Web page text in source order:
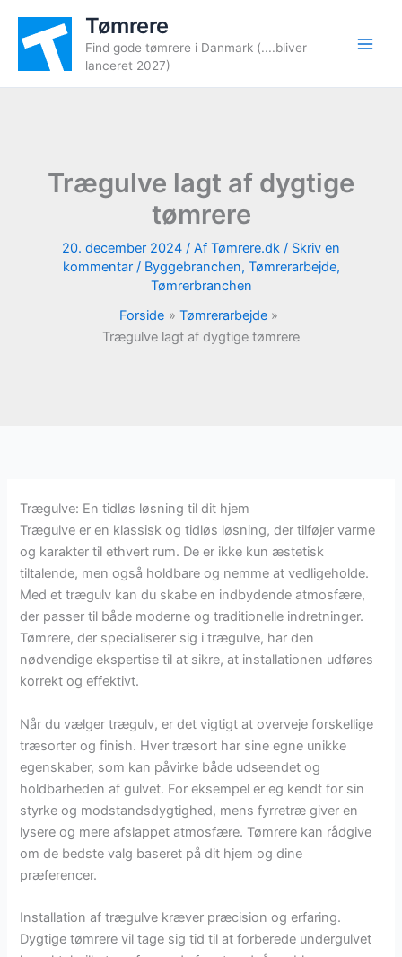
indholdet
Tømrere
Find gode tømrere i Danmark (....bliver
lanceret 2027)
Trægulve lagt af dygtige
tømrere
20. december 2024 / Af Tømrere.dk / Skriv en
kommentar / Byggebranchen, Tømrerarbejde,
Tømrerbranchen
Forside
Tømrerarbejde
Trægulve lagt af dygtige tømrere
Trægulve: En tidløs løsning til dit hjem
Trægulve er en klassisk og tidløs løsning, der tilføjer varme
og karakter til ethvert rum. De er ikke kun æstetisk
tiltalende, men også holdbare og nemme at vedligeholde.
Med et trægulv kan du skabe en indbydende atmosfære,
der passer til både moderne og traditionelle indretninger.
Tømrere, der specialiserer sig i trægulve, har den
nødvendige ekspertise til at sikre, at installationen udføres
korrekt og effektivt.
Når du vælger trægulv, er det vigtigt at overveje forskellige
træsorter og finish. Hver træsort har sine egne unikke
egenskaber, som kan påvirke både udseendet og
holdbarheden af gulvet. For eksempel er eg kendt for sin
styrke og modstandsdygtighed, mens fyrretræ giver en
lysere og mere afslappet atmosfære. Tømrere kan rådgive
om de bedste valg baseret på dit hjem og dine
præferencer.
Installation af trægulve kræver præcision og erfaring.
Dygtige tømrere vil tage sig tid til at forberede undergulvet